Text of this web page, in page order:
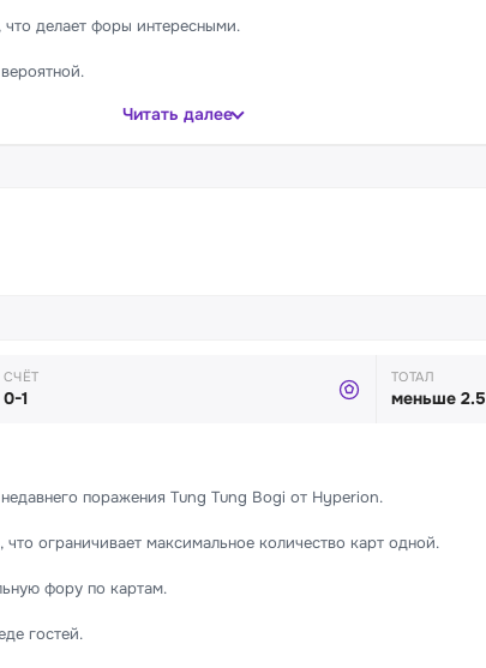
делает форы интересными.
Читать далее
СЧЁТ
0-1
ТОТАЛ
меньше 2.5
поражения Tung Tung Bogi от Hyperion.
ограничивает максимальное количество карт одной.
фору по картам.
гостей.